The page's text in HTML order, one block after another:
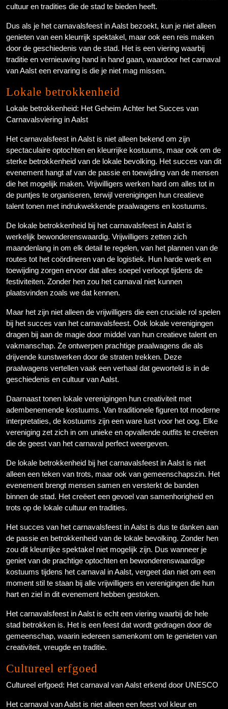
cultuur en tradities die de stad te bieden heeft.
Dus als je het carnavalsfeest in Aalst bezoekt, kun je niet alleen
genieten van een kleurrijk spektakel, maar ook een reis maken
door de geschiedenis van de stad. Het is een viering waarbij
traditie en vernieuwing hand in hand gaan, waardoor het carnaval
van Aalst een ervaring is die je niet mag missen.
Lokale betrokkenheid
Lokale betrokkenheid: Het Geheim Achter het Succes van
Carnavalsviering in Aalst
Het carnavalsfeest in Aalst is niet alleen bekend om zijn
spectaculaire optochten en kleurrijke kostuums, maar ook om de
sterke betrokkenheid van de lokale bevolking. Het succes van dit
evenement hangt af van de passie en toewijding van de mensen
die het mogelijk maken. Vrijwilligers werken hard om alles tot in
de puntjes te organiseren, terwijl verenigingen hun creatieve
talent tonen met indrukwekkende praalwagens en kostuums.
De lokale betrokkenheid bij het carnavalsfeest in Aalst is
werkelijk bewonderenswaardig. Vrijwilligers zetten zich
maandenlang in om elk detail te regelen, van het plannen van de
routes tot het coördineren van de logistiek. Hun harde werk en
toewijding zorgen ervoor dat alles soepel verloopt tijdens de
festiviteiten. Zonder hen zou het carnaval niet kunnen
plaatsvinden zoals we dat kennen.
Maar het zijn niet alleen de vrijwilligers die een cruciale rol spelen
bij het succes van het carnavalsfeest. Ook lokale verenigingen
dragen bij aan de magie door middel van hun creatieve talent en
vakmanschap. Ze ontwerpen prachtige praalwagens die als
drijvende kunstwerken door de straten trekken. Deze
praalwagens vertellen vaak een verhaal dat geworteld is in de
geschiedenis en cultuur van Aalst.
Daarnaast tonen lokale verenigingen hun creativiteit met
adembenemende kostuums. Van traditionele figuren tot moderne
interpretaties, de kostuums zijn een ware lust voor het oog. Elke
vereniging zet zich in om unieke en opvallende outfits te creëren
die de geest van het carnaval perfect weergeven.
De lokale betrokkenheid bij het carnavalsfeest in Aalst is niet
alleen een teken van trots, maar ook van gemeenschapszin. Het
evenement brengt mensen samen en versterkt de banden
binnen de stad. Het creëert een gevoel van samenhorigheid en
trots op de lokale cultuur en tradities.
Het succes van het carnavalsfeest in Aalst is dus te danken aan
de passie en betrokkenheid van de lokale bevolking. Zonder hen
zou dit kleurrijke spektakel niet mogelijk zijn. Dus wanneer je
geniet van de prachtige optochten en bewonderenswaardige
kostuums tijdens het carnaval in Aalst, vergeet dan niet om een
moment stil te staan bij alle vrijwilligers en verenigingen die hun
hart en ziel in dit evenement hebben gestoken.
Het carnavalsfeest in Aalst is echt een viering waarbij de hele
stad betrokken is. Het is een feest dat wordt gedragen door de
gemeenschap, waarin iedereen samenkomt om te genieten van
creativiteit, vreugde en traditie.
Cultureel erfgoed
Cultureel erfgoed: Het carnaval van Aalst erkend door UNESCO
Het carnaval van Aalst is niet alleen een feest vol kleur en